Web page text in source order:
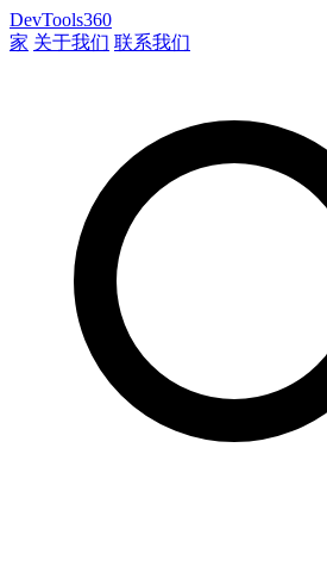
DevTools360
家 关于我们 联系我们